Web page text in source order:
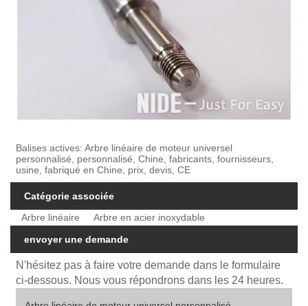
Balises actives: Arbre linéaire de moteur universel
personnalisé, personnalisé, Chine, fabricants, fournisseurs,
usine, fabriqué en Chine, prix, devis, CE
Catégorie associée
Arbre linéaire
Arbre en acier inoxydable
envoyer une demande
N'hésitez pas à faire votre demande dans le formulaire
ci-dessous. Nous vous répondrons dans les 24 heures.